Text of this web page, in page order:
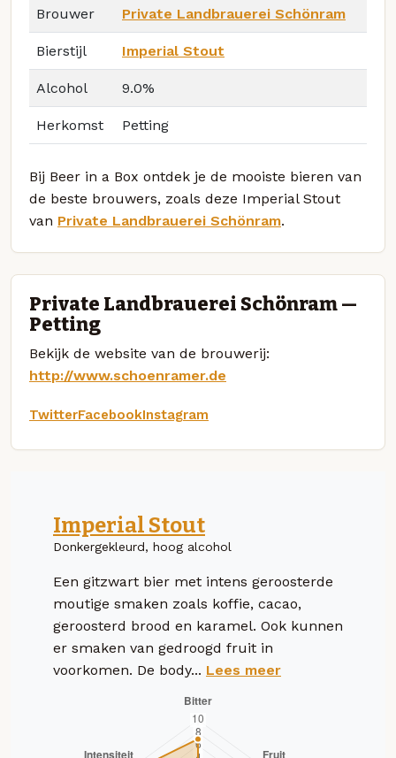
Brouwer Private Landbrauerei Schönram
Bierstijl Imperial Stout
Alcohol 9.0%
Herkomst Petting
Bij Beer in a Box ontdek je de mooiste bieren van
de beste brouwers, zoals deze Imperial Stout
van Private Landbrauerei Schönram.
Private Landbrauerei Schönram —
Petting
Bekijk de website van de brouwerij:
http://www.schoenramer.de
TwitterFacebookInstagram
Imperial Stout
Donkergekleurd, hoog alcohol
Een gitzwart bier met intens geroosterde
moutige smaken zoals koffie, cacao,
geroosterd brood en karamel. Ook kunnen
er smaken van gedroogd fruit in
voorkomen. De body... Lees meer